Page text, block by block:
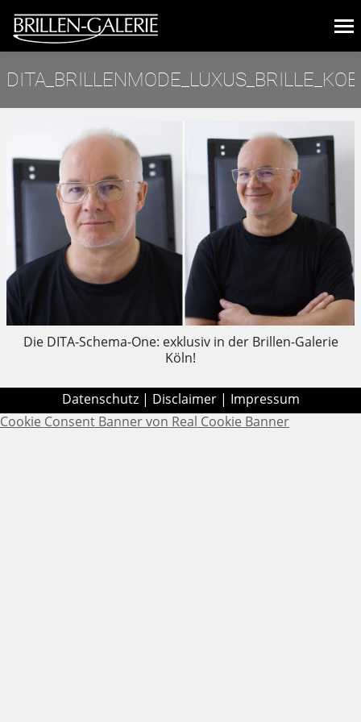
Die DITA-Schema-One: exklusiv in der Brillen-Galerie
Köln!
Datenschutz| Disclaimer| Impressum
Cookie Consent Banner von Real Cookie Banner